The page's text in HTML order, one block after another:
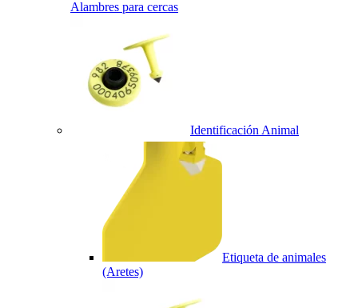
Alambres para cercas
Identificación Animal
Etiqueta de animales
(Aretes)